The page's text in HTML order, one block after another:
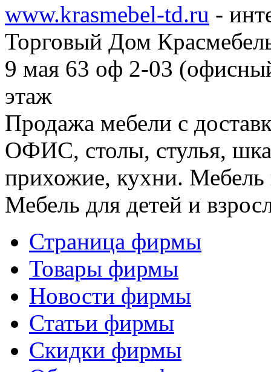
www.krasmebel-td.ru -
Торговый Дом
9 мая 63 оф 2-03
этаж
Продажа мебели с
ОФИС, столы, стулья,
прихожие, кухни. Мебель
Мебель для детей и
Страница фирмы
Товары фирмы
Новости фирмы
Статьи фирмы
Скидки фирмы